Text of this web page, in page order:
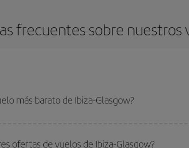
frecuentes sobre nuestros
más barato de Ibiza-Glasgow?
ofertas de vuelos de Ibiza-Glasgow?